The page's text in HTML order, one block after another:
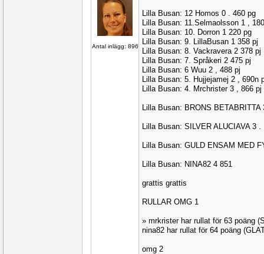
Antal inlägg: 896
Lilla Busan: 12 Homos 0 . 460 pg
Lilla Busan: 11.Selmaolsson 1 ,
Lilla Busan: 10. Dorron 1 220 pg
Lilla Busan: 9. LillaBusan 1 358 pj
Lilla Busan: 8. Vackravera 2 378 pj
Lilla Busan: 7. Språkeri 2 475 pj
Lilla Busan: 6 Wuu 2 , 488 pj
Lilla Busan: 5. Hujjejamej 2 , 690n
Lilla Busan: 4. Mrchrister 3 , 866 pj
Lilla Busan: BRONS BETABRITTA
Lilla Busan: SILVER ALUCIAVA 3 .
Lilla Busan: GULD ENSAM MED
Lilla Busan: NINA82 4 851
grattis grattis
RULLAR OMG 1
» mrkrister har rullat för 63 poäng
nina82 har rullat för 64 poäng
omg 2